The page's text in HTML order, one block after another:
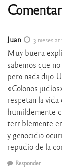
Juan 3 meses
Muy buena
sabemos que
pero nada dijo
«Colonos
respetan la
humildemente
terriblemente
y genocidio
repudio de la
Responder